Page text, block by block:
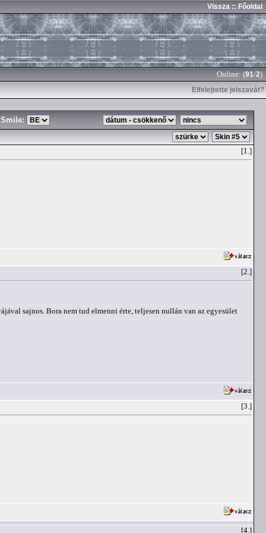
Vissza :: Főoldal
Online: (91/2)
Elfelejtette jelszavát?
Smile:
[1.]
[2.]
sajnos. Bora nem tud elmenni érte, teljesen nullán van az egyesület
[3.]
[4.]